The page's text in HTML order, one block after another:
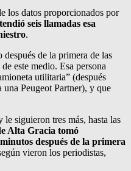
los datos proporcionados por
seis llamadas esa
.
de la primera de las
este medio. Esa persona
utilitaria” (después
Peugeot Partner), y que
siguieron tres más, hasta las
Alta Gracia tomó
después de la primera
vieron los periodistas,